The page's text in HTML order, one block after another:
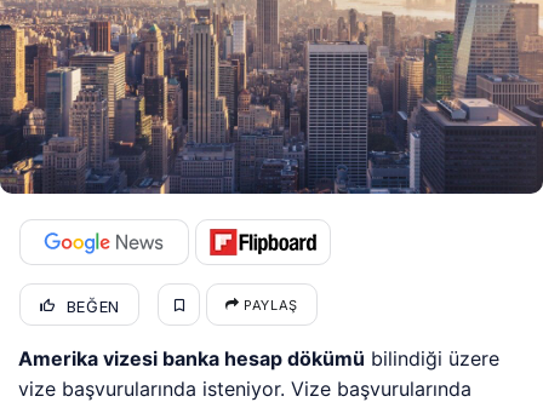
BEĞEN PAYLAŞ
Amerika vizesi banka hesap dökümü bilindiği üzere
vize başvurularında isteniyor. Vize başvurularında